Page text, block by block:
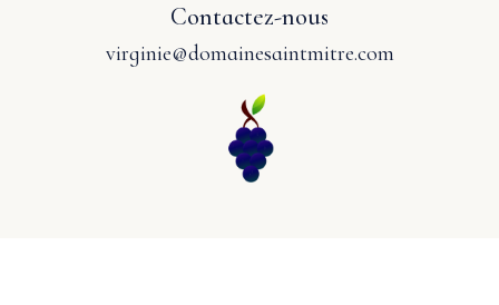
Contactez-nous
virginie@domainesaintmitre.com